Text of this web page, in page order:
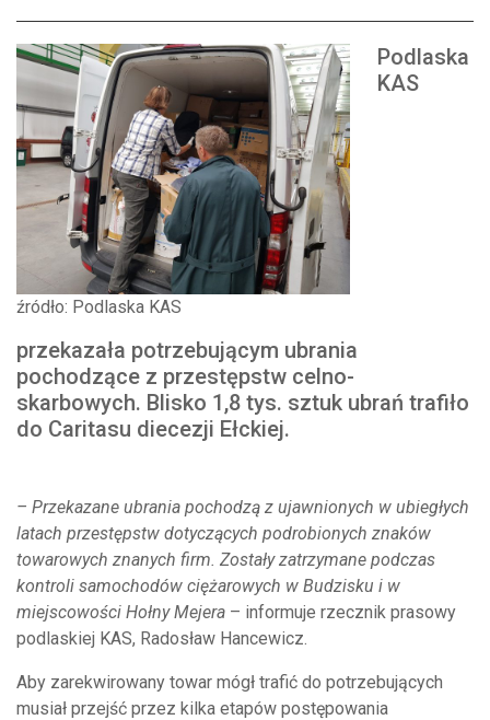
źródło: Podlaska KAS
Podlaska
KAS
przekazała potrzebującym ubrania
pochodzące z przestępstw celno-
skarbowych. Blisko 1,8 tys. sztuk ubrań trafiło
do Caritasu diecezji Ełckiej.
– Przekazane ubrania pochodzą z ujawnionych w ubiegłych
latach przestępstw dotyczących podrobionych znaków
towarowych znanych firm. Zostały zatrzymane podczas
kontroli samochodów ciężarowych w Budzisku i w
miejscowości Hołny Mejera – informuje rzecznik prasowy
podlaskiej KAS, Radosław Hancewicz.
Aby zarekwirowany towar mógł trafić do potrzebujących
musiał przejść przez kilka etapów postępowania